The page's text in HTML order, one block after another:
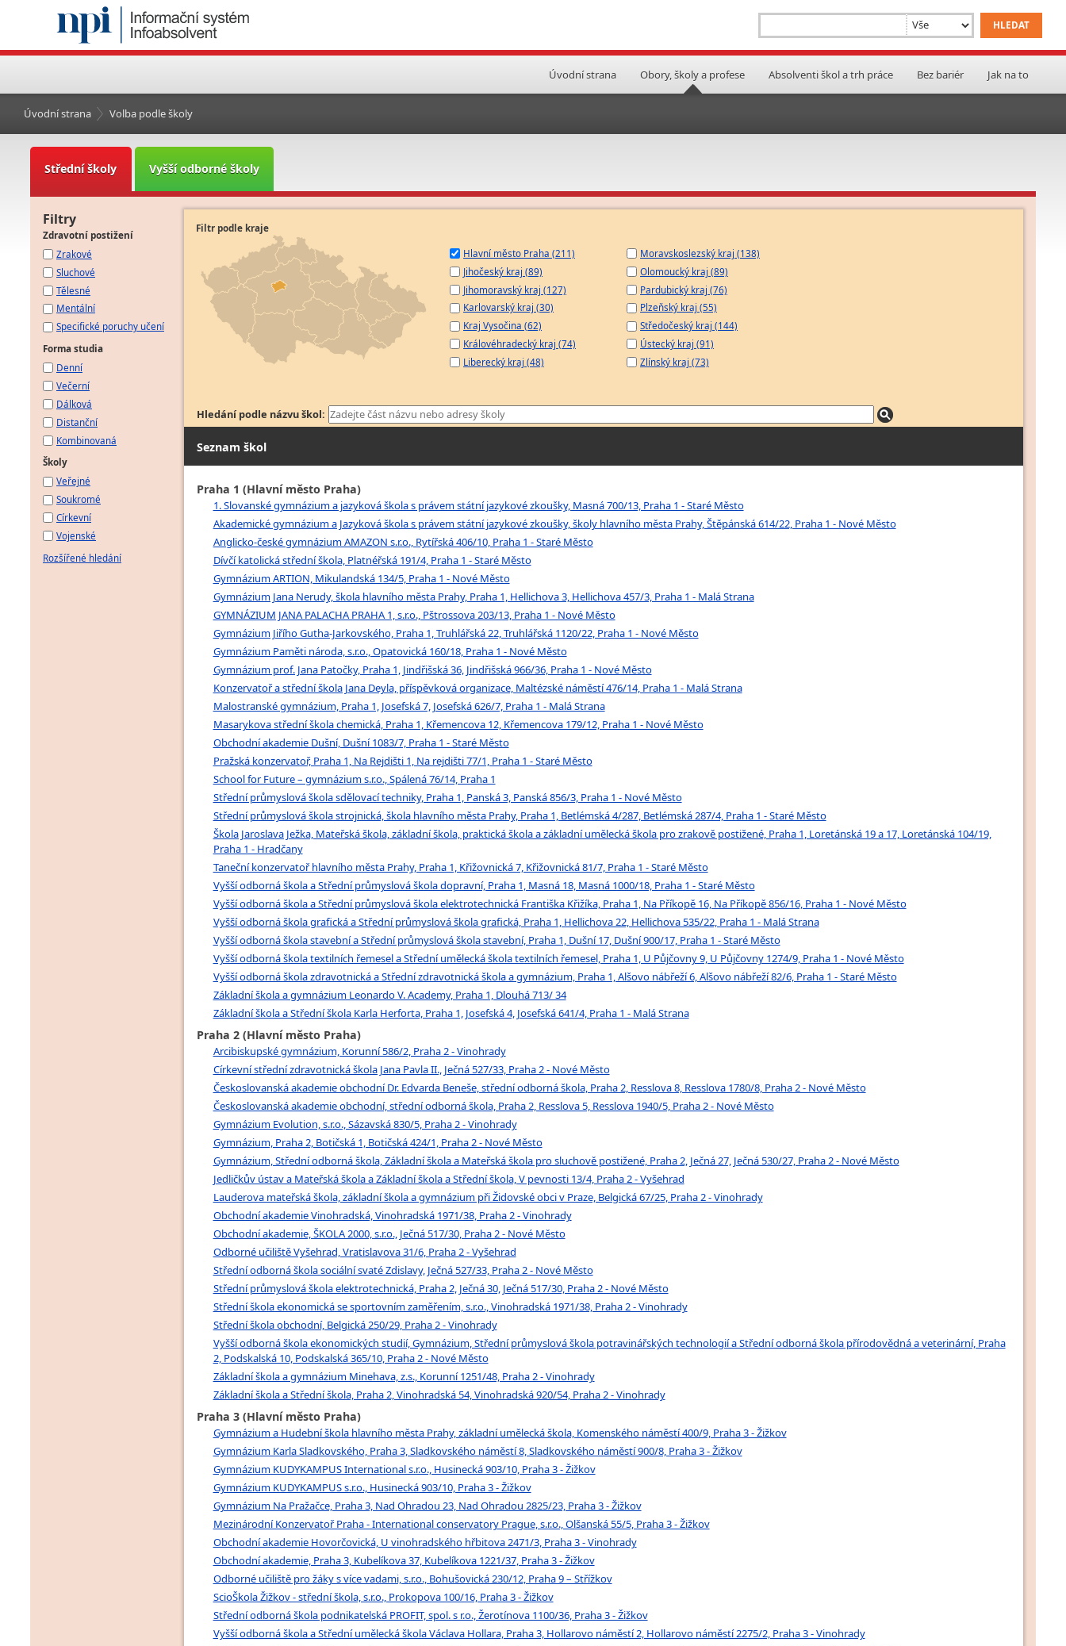
Úvodní strana Obory, školy a profese Absolventi škol a trh práce Bez bariér Jak na to
Úvodní strana Volba podle školy
Střední školy Vyšší odborné školy
Filtry
Zdravotní postižení
Zrakové
Sluchové
Tělesné
Mentální
Specifické poruchy učení
Forma studia
Denní
Večerní
Dálková
Distanční
Kombinovaná
Školy
Veřejné
Soukromé
Církevní
Vojenské
Rozšířené hledání
Filtr podle kraje
Hlavní město Praha (211)
Jihočeský kraj (89)
Jihomoravský kraj (127)
Karlovarský kraj (30)
Kraj Vysočina (62)
Královéhradecký kraj (74)
Liberecký kraj (48)
Moravskoslezský kraj (138)
Olomoucký kraj (89)
Pardubický kraj (76)
Plzeňský kraj (55)
Středočeský kraj (144)
Ústecký kraj (91)
Zlínský kraj (73)
Hledání podle názvu škol:
Seznam škol
Praha 1 (Hlavní město Praha)
1. Slovanské gymnázium a jazyková škola s právem státní jazykové zkoušky, Masná 700/13, Praha 1 - Staré Město
Akademické gymnázium a Jazyková škola s právem státní jazykové zkoušky, školy hlavního města Prahy, Štěpánská 614/22, Praha 1 - Nové Město
Anglicko-české gymnázium AMAZON s.r.o., Rytířská 406/10, Praha 1 - Staré Město
Dívčí katolická střední škola, Platnéřská 191/4, Praha 1 - Staré Město
Gymnázium ARTION, Mikulandská 134/5, Praha 1 - Nové Město
Gymnázium Jana Nerudy, škola hlavního města Prahy, Praha 1, Hellichova 3, Hellichova 457/3, Praha 1 - Malá Strana
GYMNÁZIUM JANA PALACHA PRAHA 1, s.r.o., Pštrossova 203/13, Praha 1 - Nové Město
Gymnázium Jiřího Gutha-Jarkovského, Praha 1, Truhlářská 22, Truhlářská 1120/22, Praha 1 - Nové Město
Gymnázium Paměti národa, s.r.o., Opatovická 160/18, Praha 1 - Nové Město
Gymnázium prof. Jana Patočky, Praha 1, Jindřišská 36, Jindřišská 966/36, Praha 1 - Nové Město
Konzervatoř a střední škola Jana Deyla, příspěvková organizace, Maltézské náměstí 476/14, Praha 1 - Malá Strana
Malostranské gymnázium, Praha 1, Josefská 7, Josefská 626/7, Praha 1 - Malá Strana
Masarykova střední škola chemická, Praha 1, Křemencova 12, Křemencova 179/12, Praha 1 - Nové Město
Obchodní akademie Dušní, Dušní 1083/7, Praha 1 - Staré Město
Pražská konzervatoř, Praha 1, Na Rejdišti 1, Na rejdišti 77/1, Praha 1 - Staré Město
School for Future – gymnázium s.r.o., Spálená 76/14, Praha 1
Střední průmyslová škola sdělovací techniky, Praha 1, Panská 3, Panská 856/3, Praha 1 - Nové Město
Střední průmyslová škola strojnická, škola hlavního města Prahy, Praha 1, Betlémská 4/287, Betlémská 287/4, Praha 1 - Staré Město
Škola Jaroslava Ježka, Mateřská škola, základní škola, praktická škola a základní umělecká škola pro zrakově postižené, Praha 1, Loretánská 19 a 17, Loretánská 104/19,
Praha 1 - Hradčany
Taneční konzervatoř hlavního města Prahy, Praha 1, Křižovnická 7, Křižovnická 81/7, Praha 1 - Staré Město
Vyšší odborná škola a Střední průmyslová škola dopravní, Praha 1, Masná 18, Masná 1000/18, Praha 1 - Staré Město
Vyšší odborná škola a Střední průmyslová škola elektrotechnická Františka Křižíka, Praha 1, Na Příkopě 16, Na Příkopě 856/16, Praha 1 - Nové Město
Vyšší odborná škola grafická a Střední průmyslová škola grafická, Praha 1, Hellichova 22, Hellichova 535/22, Praha 1 - Malá Strana
Vyšší odborná škola stavební a Střední průmyslová škola stavební, Praha 1, Dušní 17, Dušní 900/17, Praha 1 - Staré Město
Vyšší odborná škola textilních řemesel a Střední umělecká škola textilních řemesel, Praha 1, U Půjčovny 9, U Půjčovny 1274/9, Praha 1 - Nové Město
Vyšší odborná škola zdravotnická a Střední zdravotnická škola a gymnázium, Praha 1, Alšovo nábřeží 6, Alšovo nábřeží 82/6, Praha 1 - Staré Město
Základní škola a gymnázium Leonardo V. Academy, Praha 1, Dlouhá 713/ 34
Základní škola a Střední škola Karla Herforta, Praha 1, Josefská 4, Josefská 641/4, Praha 1 - Malá Strana
Praha 2 (Hlavní město Praha)
Arcibiskupské gymnázium, Korunní 586/2, Praha 2 - Vinohrady
Církevní střední zdravotnická škola Jana Pavla II., Ječná 527/33, Praha 2 - Nové Město
Českoslovanská akademie obchodní Dr. Edvarda Beneše, střední odborná škola, Praha 2, Resslova 8, Resslova 1780/8, Praha 2 - Nové Město
Českoslovanská akademie obchodní, střední odborná škola, Praha 2, Resslova 5, Resslova 1940/5, Praha 2 - Nové Město
Gymnázium Evolution, s.r.o., Sázavská 830/5, Praha 2 - Vinohrady
Gymnázium, Praha 2, Botičská 1, Botičská 424/1, Praha 2 - Nové Město
Gymnázium, Střední odborná škola, Základní škola a Mateřská škola pro sluchově postižené, Praha 2, Ječná 27, Ječná 530/27, Praha 2 - Nové Město
Jedličkův ústav a Mateřská škola a Základní škola a Střední škola, V pevnosti 13/4, Praha 2 - Vyšehrad
Lauderova mateřská škola, základní škola a gymnázium při Židovské obci v Praze, Belgická 67/25, Praha 2 - Vinohrady
Obchodní akademie Vinohradská, Vinohradská 1971/38, Praha 2 - Vinohrady
Obchodní akademie, ŠKOLA 2000, s.r.o., Ječná 517/30, Praha 2 - Nové Město
Odborné učiliště Vyšehrad, Vratislavova 31/6, Praha 2 - Vyšehrad
Střední odborná škola sociální svaté Zdislavy, Ječná 527/33, Praha 2 - Nové Město
Střední průmyslová škola elektrotechnická, Praha 2, Ječná 30, Ječná 517/30, Praha 2 - Nové Město
Střední škola ekonomická se sportovním zaměřením, s.r.o., Vinohradská 1971/38, Praha 2 - Vinohrady
Střední škola obchodní, Belgická 250/29, Praha 2 - Vinohrady
Vyšší odborná škola ekonomických studií, Gymnázium, Střední průmyslová škola potravinářských technologií a Střední odborná škola přírodovědná a veterinární, Praha
2, Podskalská 10, Podskalská 365/10, Praha 2 - Nové Město
Základní škola a gymnázium Minehava, z.s., Korunní 1251/48, Praha 2 - Vinohrady
Základní škola a Střední škola, Praha 2, Vinohradská 54, Vinohradská 920/54, Praha 2 - Vinohrady
Praha 3 (Hlavní město Praha)
Gymnázium a Hudební škola hlavního města Prahy, základní umělecká škola, Komenského náměstí 400/9, Praha 3 - Žižkov
Gymnázium Karla Sladkovského, Praha 3, Sladkovského náměstí 8, Sladkovského náměstí 900/8, Praha 3 - Žižkov
Gymnázium KUDYKAMPUS International s.r.o., Husinecká 903/10, Praha 3 - Žižkov
Gymnázium KUDYKAMPUS s.r.o., Husinecká 903/10, Praha 3 - Žižkov
Gymnázium Na Pražačce, Praha 3, Nad Ohradou 23, Nad Ohradou 2825/23, Praha 3 - Žižkov
Mezinárodní Konzervatoř Praha - International conservatory Prague, s.r.o., Olšanská 55/5, Praha 3 - Žižkov
Obchodní akademie Hovorčovická, U vinohradského hřbitova 2471/3, Praha 3 - Vinohrady
Obchodní akademie, Praha 3, Kubelíkova 37, Kubelíkova 1221/37, Praha 3 - Žižkov
Odborné učiliště pro žáky s více vadami, s.r.o., Bohušovická 230/12, Praha 9 – Střížkov
ScioŠkola Žižkov - střední škola, s.r.o., Prokopova 100/16, Praha 3 - Žižkov
Střední odborná škola podnikatelská PROFIT, spol. s r.o., Žerotínova 1100/36, Praha 3 - Žižkov
Vyšší odborná škola a Střední umělecká škola Václava Hollara, Praha 3, Hollarovo náměstí 2, Hollarovo náměstí 2275/2, Praha 3 - Vinohrady